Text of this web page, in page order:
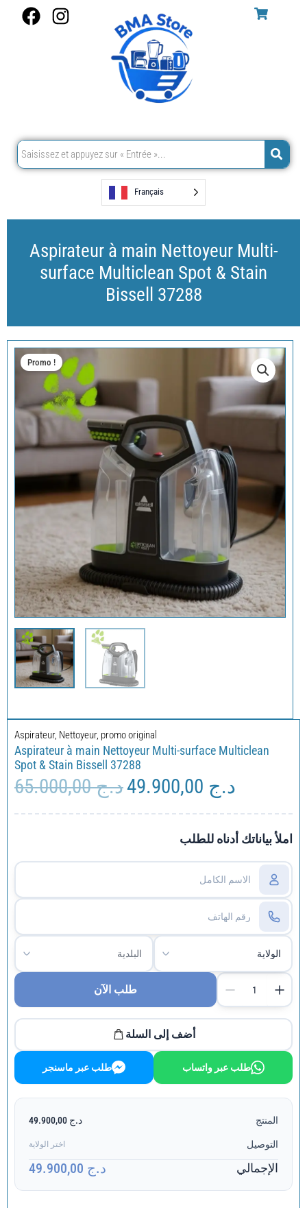
F
k
I
a
m
Français
Aspirateur à main Nettoyeur Multi-
surface Multiclean Spot & Stain
Bissell 37288
Promo !
Aspirateur, Nettoyeur, promo original
Aspirateur à main Nettoyeur Multi-surface Multiclean
Spot & Stain Bissell 37288
د.ج65.000,00
Le
initial
د.ج
actuel
est :
املأ بياناتك أدناه للطلب
طلب الآن
أضف إلى السلة
طلب عبر واتساب طلب عبر ماسنجر
المنتج د.ج 49.900,00
التوصيل اختر الولاية
الإجمالي د.ج 49.900,00